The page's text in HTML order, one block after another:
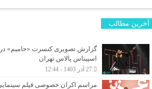
آخرین مطالب
گزارش تصویری کنسرت «حامیم»
اسپیناس پالاس تهران
27 آذر 1403 - 12:44
مراسم اکران خصوصی فیلم